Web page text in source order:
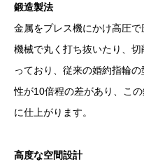
鍛造製法
金属をプレス機にかけ高圧
機械で丸く打ち抜いたり、
っており、従来の婚約指輪
性が10倍程の差があり、こ
に仕上がります。
高度な空間設計